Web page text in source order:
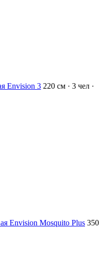
Envision 3 220 см · 3 чел ·
Envision Mosquito Plus 350